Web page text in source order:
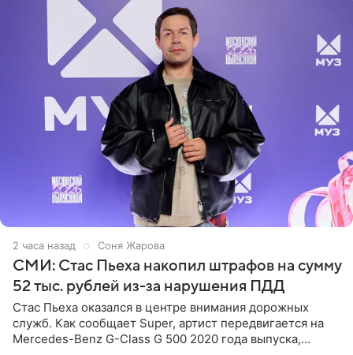
2 часа назад Соня Жарова
СМИ: Стас Пьеха накопил штрафов на сумму
52 тыс. рублей из-за нарушения ПДД
Стас Пьеха оказался в центре внимания дорожных
служб. Как сообщает Super, артист передвигается на
Mercedes-Benz G-Class G 500 2020 года выпуска,